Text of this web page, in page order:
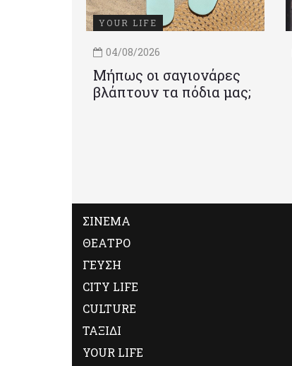
YOUR LIFE
04/08/2026
Μήπως οι σαγιονάρες
βλάπτουν τα πόδια μας;
ΣΙΝΕΜΑ
ΘΕΑΤΡΟ
ΓΕΥΣΗ
CITY LIFE
CULTURE
ΤΑΞΙΔΙ
YOUR LIFE